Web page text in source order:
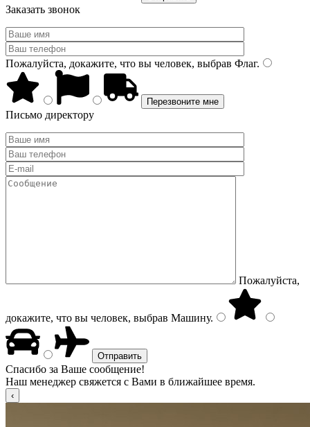
Заказать звонок
Пожалуйста, докажите, что вы человек, выбрав Флаг.
Письмо директору
Пожалуйста,
докажите, что вы человек, выбрав Машину.
Спасибо за Ваше сообщение!
Наш менеджер свяжется с Вами в ближайшее время.